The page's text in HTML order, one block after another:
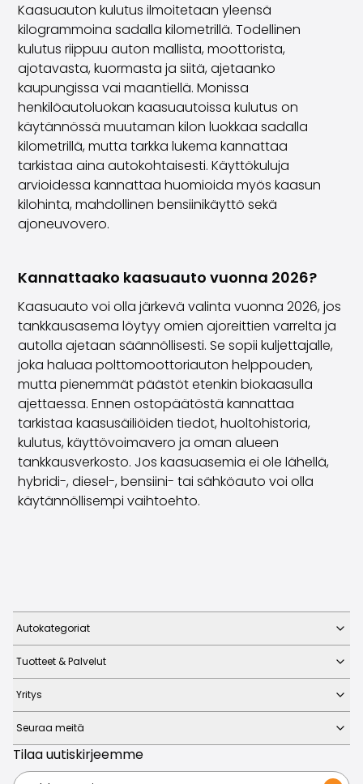
Kaasuauton kulutus ilmoitetaan yleensä
kilogrammoina sadalla kilometrillä. Todellinen
kulutus riippuu auton mallista, moottorista,
ajotavasta, kuormasta ja siitä, ajetaanko
kaupungissa vai maantiellä. Monissa
henkilöautoluokan kaasuautoissa kulutus on
käytännössä muutaman kilon luokkaa sadalla
kilometrillä, mutta tarkka lukema kannattaa
tarkistaa aina autokohtaisesti. Käyttökuluja
arvioidessa kannattaa huomioida myös kaasun
kilohinta, mahdollinen bensiinikäyttö sekä
ajoneuvovero.
Kannattaako kaasuauto vuonna 2026?
Kaasuauto voi olla järkevä valinta vuonna 2026, jos
tankkausasema löytyy omien ajoreittien varrelta ja
autolla ajetaan säännöllisesti. Se sopii kuljettajalle,
joka haluaa polttomoottoriauton helppouden,
mutta pienemmät päästöt etenkin biokaasulla
ajettaessa. Ennen ostopäätöstä kannattaa
tarkistaa kaasusäiliöiden tiedot, huoltohistoria,
kulutus, käyttövoimavero ja oman alueen
tankkausverkosto. Jos kaasuasemia ei ole lähellä,
hybridi-, diesel-, bensiini- tai sähköauto voi olla
käytännöllisempi vaihtoehto.
Autokategoriat
Tuotteet & Palvelut
Yritys
Seuraa meitä
Tilaa uutiskirjeemme